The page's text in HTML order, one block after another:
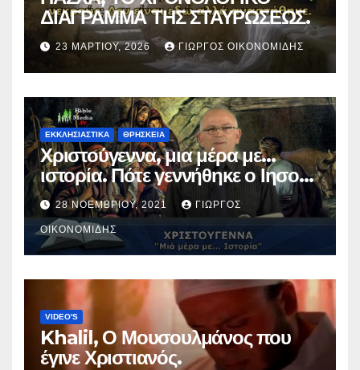
ΔΙΑΓΡΑΜΜΑ ΤΗΣ ΣΤΑΥΡΩΣΕΩΣ.
23 ΜΑΡΤΊΟΥ, 2026 ΓΙΏΡΓΟΣ ΟΙΚΟΝΟΜΊΔΗΣ
ΕΚΚΛΗΣΙΑΣΤΙΚΑ ΘΡΗΣΚΕΙΑ
Χριστούγεννα, μια μέρα με…
ιστορία. Πότε γεννήθηκε ο Ιησούς
Χριστός; (Βίντεο).
28 ΝΟΕΜΒΡΊΟΥ, 2021 ΓΙΏΡΓΟΣ
ΟΙΚΟΝΟΜΊΔΗΣ
VIDEO'S
Khalil, Ο Μουσουλμάνος που
έγινε Χριστιανός.